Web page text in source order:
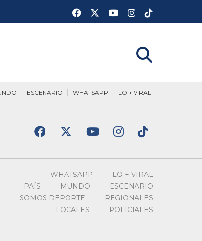
LO + VIRAL
WHATSAPP
ESCENARIO
LO + VIRAL
WHATSAPP
ESCENARIO
MUNDO
PAÍS
REGIONALES
SOMOS DEPORTE
POLICIALES
LOCALES